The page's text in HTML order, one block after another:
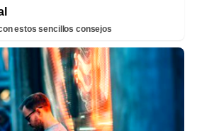
estos sencillos consejos